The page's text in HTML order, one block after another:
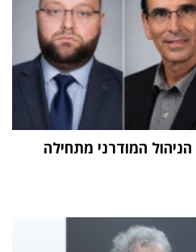
המודרני מתחילה